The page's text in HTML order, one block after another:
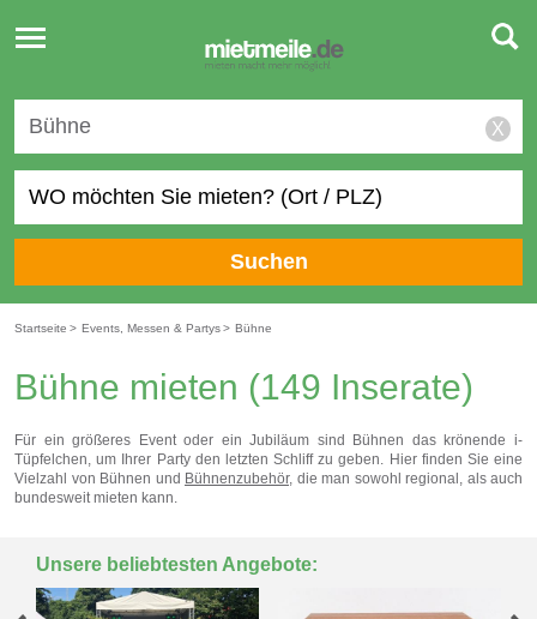
Toggle
navigation
X
Suchen
Startseite > Events, Messen & Partys> Bühne
Bühne mieten (149 Inserate)
Für ein größeres Event oder ein Jubiläum sind Bühnen das krönende i-
Tüpfelchen, um Ihrer Party den letzten Schliff zu geben. Hier finden Sie eine
Vielzahl von Bühnen und Bühnenzubehör, die man sowohl regional, als auch
bundesweit mieten kann.
Unsere beliebtesten Angebote: